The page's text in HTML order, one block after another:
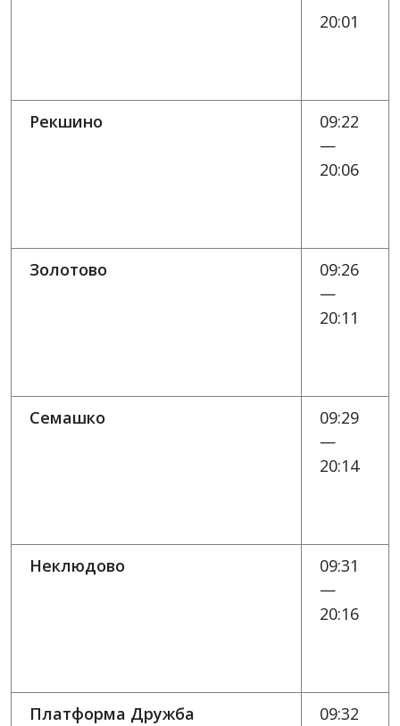
20:01
Рекшино
09:22
—
20:06
Золотово
09:26
—
20:11
Семашко
09:29
—
20:14
Неклюдово
09:31
—
20:16
Платформа Дружба
09:32